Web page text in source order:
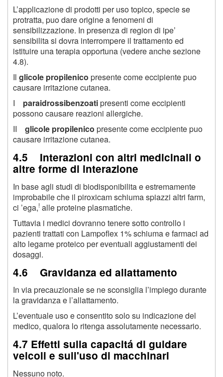
L’applicazione di prodotti per uso topico, specie se
protratta, puo dare origine a fenomeni di
sensibilizzazione. In presenza di region di ipe’
sensibilita si dovra interrompere il trattamento ed
istituire una terapia opportuna (vedere anche sezione
4.8).
Il glicole propilenico presente come eccipiente puo
causare irritazione cutanea.
I paraidrossibenzoatipresenti come eccipienti
possono causare reazioni allergiche.
II glicole propilenico presente come eccipiente puo
causare irritazione cutanea.
4.5 Interazioni con altri medicinali o
altre forme di interazione
In base agli studi di biodisponibilita e estremamente
improbabile che il piroxicam schiuma spiazzi altri farm,
ci ’ega,! alle proteine plasmatiche.
Tuttavia i medici dovranno tenere sotto controllo i
pazienti trattati con Lampoflex 1% schiuma e farmaci ad
alto legame proteico per eventuali aggiustamenti dei
dosaggi.
4.6 Gravidanza ed allattamento
In via precauzionale se ne sconsiglia l’impiego durante
la gravidanza e l’allattamento.
L’eventuale uso e consentito solo su indicazione del
medico, qualora lo ritenga assolutamente necessario.
4.7 Effetti sulla capacitá di guidare
veicoli e sull'uso di macchinari
Nessuno noto.